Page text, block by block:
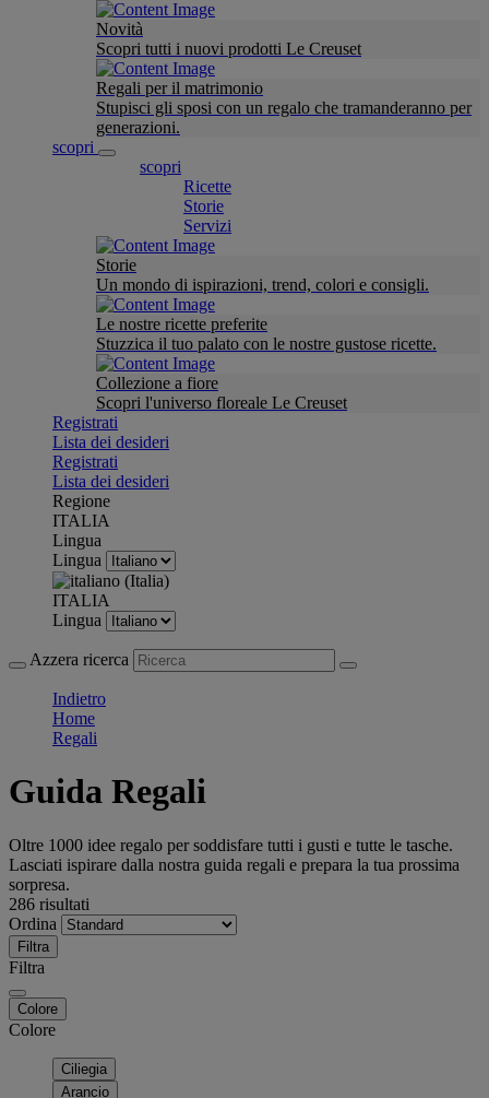
Novità
Scopri tutti i nuovi prodotti Le Creuset
Regali per il matrimonio
Stupisci gli sposi con un regalo che tramanderanno per
generazioni.
scopri
scopri
Ricette
Storie
Servizi
Storie
Un mondo di ispirazioni, trend, colori e consigli.
Le nostre ricette preferite
Stuzzica il tuo palato con le nostre gustose ricette.
Collezione a fiore
Scopri l'universo floreale Le Creuset
Registrati
Lista dei desideri
Registrati
Lista dei desideri
Regione
ITALIA
Lingua
Lingua
ITALIA
Lingua
Azzera ricerca
Indietro
Home
Regali
Guida Regali
Oltre 1000 idee regalo per soddisfare tutti i gusti e tutte le tasche.
Lasciati ispirare dalla nostra guida regali e prepara la tua prossima
sorpresa.
286 risultati
Ordina
Filtra
Filtra
Colore
Colore
Ciliegia
Arancio